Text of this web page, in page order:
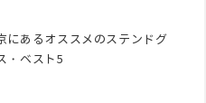
にあるオススメのステンドグ
・ベスト5